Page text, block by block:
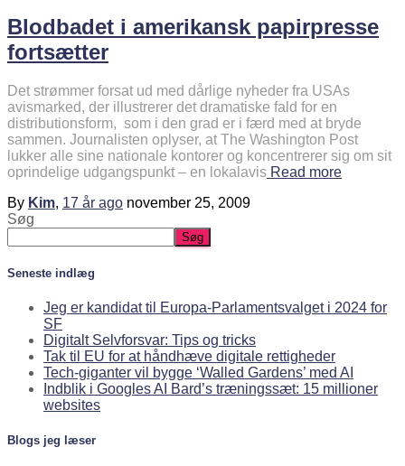
Blodbadet i amerikansk papirpresse
fortsætter
Det strømmer forsat ud med dårlige nyheder fra USAs
avismarked, der illustrerer det dramatiske fald for en
distributionsform, som i den grad er i færd med at bryde
sammen. Journalisten oplyser, at The Washington Post
lukker alle sine nationale kontorer og koncentrerer sig om sit
oprindelige udgangspunkt – en lokalavis Read more
By Kim, 17 år ago november 25, 2009
Søg
Søg
Seneste indlæg
Jeg er kandidat til Europa-Parlamentsvalget i 2024 for
SF
Digitalt Selvforsvar: Tips og tricks
Tak til EU for at håndhæve digitale rettigheder
Tech-giganter vil bygge ‘Walled Gardens’ med AI
Indblik i Googles AI Bard’s træningssæt: 15 millioner
websites
Blogs jeg læser